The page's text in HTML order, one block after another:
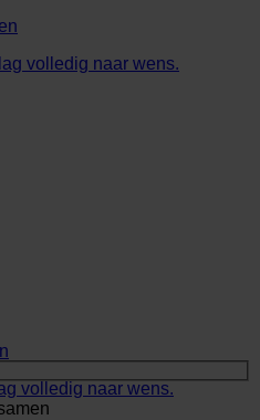
volledig naar wens.
volledig naar wens.